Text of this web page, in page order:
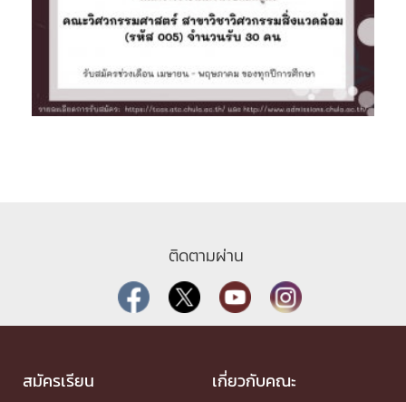
ติดตามผ่าน
สมัครเรียน เกี่ยวกับคณะ